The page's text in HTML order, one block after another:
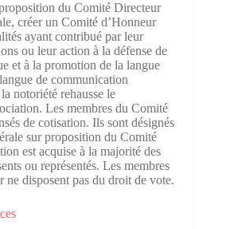
du Comité Directeur
créer un Comité d’Honneur
ayant contribué par leur
ou leur action à la défense de
et à la promotion de la langue
de communication
notoriété rehausse le
Les membres du Comité
de cotisation. Ils sont désignés
sur proposition du Comité
est acquise à la majorité des
ou représentés. Les membres
ne disposent pas du droit de vote.